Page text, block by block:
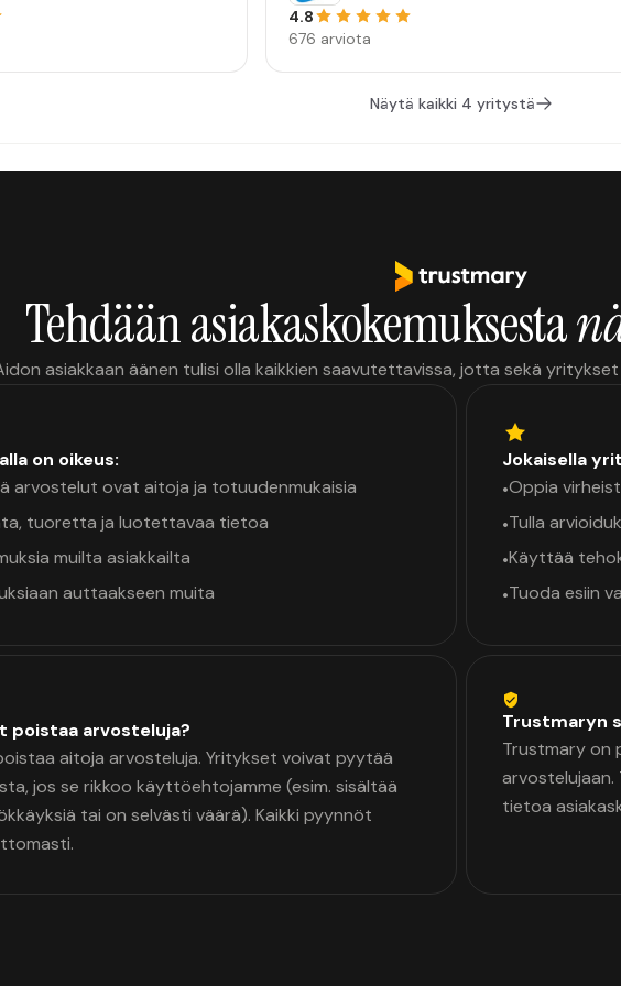
4.8
676 arviota
Näytä kaikki 4 yritystä
Tehdään asiakaskokemuksesta
asiakkaan äänen tulisi olla kaikkien saavutettavissa, jotta sekä
on oikeus:
arvostelut ovat aitoja ja totuudenmukaisia
tuoretta ja luotettavaa tietoa
muilta asiakkailta
auttaakseen muita
Jokaisella
•Oppia
•Tulla
•Käyttää
•Tuoda esiin
poistaa arvosteluja?
aitoja arvosteluja. Yritykset voivat pyytää
jos se rikkoo käyttöehtojamme (esim. sisältää
tai on selvästi väärä). Kaikki pyynnöt
Trustmaryn
Trustmary on
tietoa